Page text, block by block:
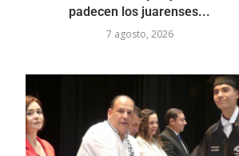
padecen los juarenses...
7 agosto, 2026